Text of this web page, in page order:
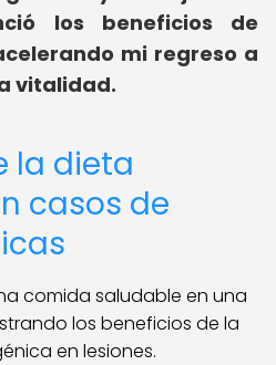
los beneficios de
mi regreso a
vitalidad.
la dieta
casos de